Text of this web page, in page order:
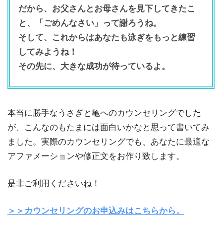
だから、お父さんとお母さんを見下してきたこ
と、「ごめんなさい」って謝ろうね。
そして、これからはあなたも泳ぎをもっと練習
してみようね！
その先に、大きな成功が待っているよ。
本当に勝手なうさぎと亀へのカウンセリングでした
が、こんなのもたまには面白いかなと思って書いてみ
ました。実際のカウンセリングでも、あなたに最適な
アファメーションや修正文をお作り致します。
是非ご利用くださいね！
＞＞カウンセリングのお申込みはこちらから。